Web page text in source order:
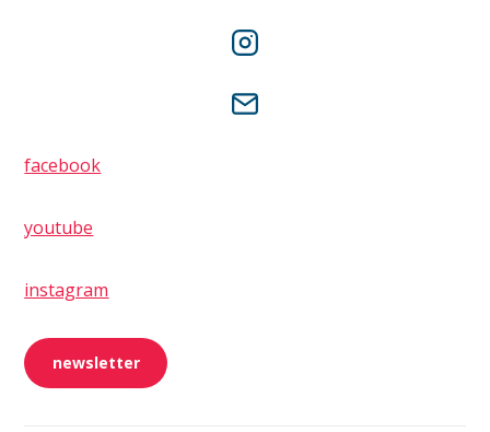
facebook
youtube
instagram
newsletter